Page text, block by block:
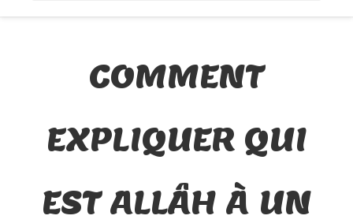
COMMENT
EXPLIQUER QUI
EST ALLÂH À UN